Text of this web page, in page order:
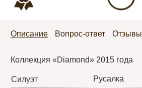
Описание Вопрос-ответ Отзывы
Коллекция «Diamond» 2015 года
Силуэт
Русалка